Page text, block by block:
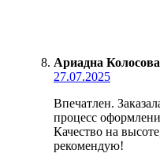
Ариадна Колосова
27.07.2025
Впечатлен.
процесс
Качество на
рекомендую!